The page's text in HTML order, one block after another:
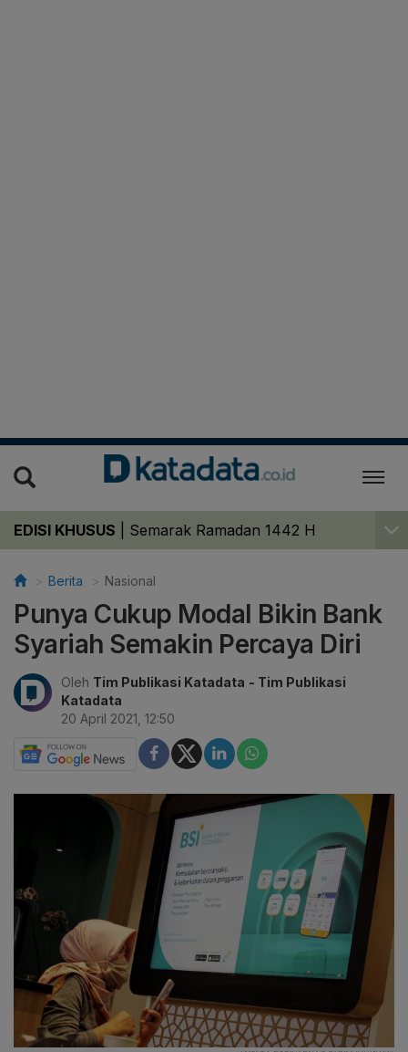
EDISI KHUSUS Semarak Ramadan 1442 H
Berita Nasional
Punya Cukup Modal Bikin Bank
Syariah Semakin Percaya Diri
Oleh Tim Publikasi Katadata - Tim Publikasi
Katadata
20 April 2021, 12:50